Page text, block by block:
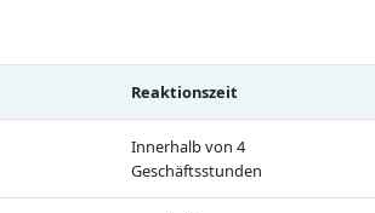
Reaktionszeit
Innerhalb von 4
Geschäftsstunden